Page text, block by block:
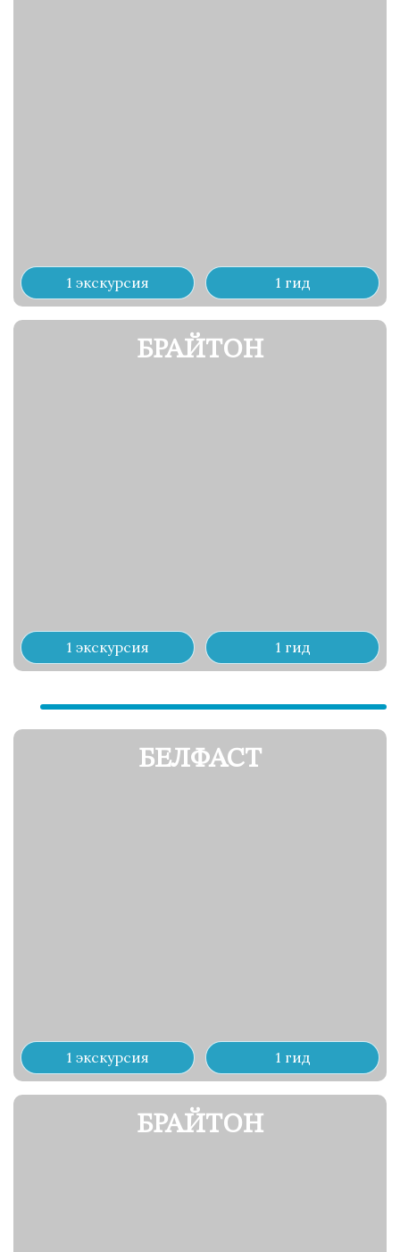
1 экскурсия 1 гид
БРАЙТОН
1 экскурсия 1 гид
БЕЛФАСТ
1 экскурсия 1 гид
БРАЙТОН